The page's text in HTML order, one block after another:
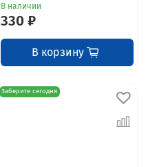
В наличии
330 ₽
В корзину
Заберите сегодня